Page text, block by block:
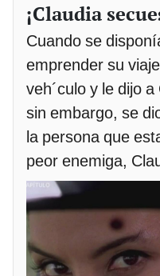
¡Claudia
Cuando se
emprender su
veh´culo y le dijo
sin embargo, se
la persona que
peor enemiga,